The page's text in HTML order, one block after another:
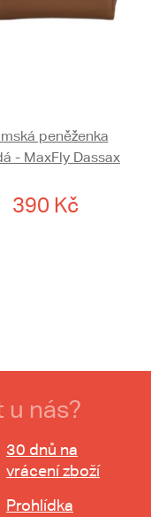
peněženka
- MaxFly Dassax
390 Kč
nás?
30 dnů na
vrácení zboží
Prohlídka